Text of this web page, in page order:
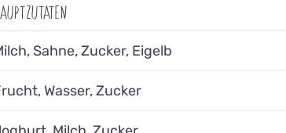
Sahne, Zucker, Eigelb
Wasser, Zucker